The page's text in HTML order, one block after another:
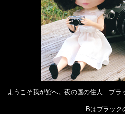
ようこそ我が館へ。夜の国の住人、ブラ
Bはブラック